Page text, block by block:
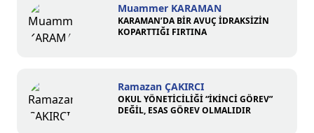
Muammer KARAMAN
KARAMAN’DA BİR AVUÇ İDRAKSİZİN
KOPARTTIĞI FIRTINA
Ramazan ÇAKIRCI
OKUL YÖNETİCİLİĞİ “İKİNCİ GÖREV”
DEĞİL, ESAS GÖREV OLMALIDIR